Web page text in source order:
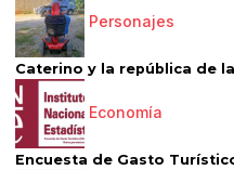
Personajes
Caterino y la república de
Economía
Encuesta de Gasto